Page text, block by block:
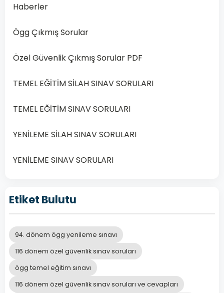
Soruları
güvenlik
Oku
Haberler
Ögg Çıkmış Sorular
Özel Güvenlik Çıkmış Sorular PDF
TEMEL EĞİTİM SİLAH SINAV SORULARI
TEMEL EĞİTİM SINAV SORULARI
YENİLEME SİLAH SINAV SORULARI
YENİLEME SINAV SORULARI
Etiket Bulutu
94. dönem ögg yenileme sınavı
116 dönem özel güvenlik sınav soruları
ögg temel eğitim sınavı
116 dönem özel güvenlik sınav soruları ve cevapları